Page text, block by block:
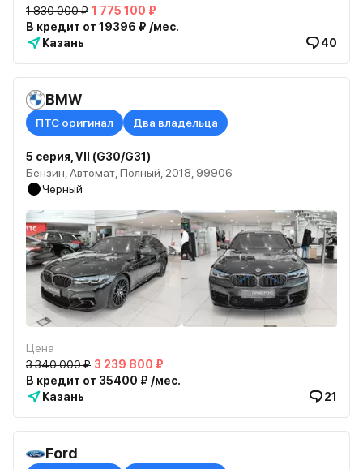
1 830 000 ₽ 1 775 100 ₽
В кредит от 19396 ₽ /мес.
Казань
40
BMW
ПТС оригинал Два владельца
5 серия, VII (G30/G31)
Бензин, Автомат, Полный, 2018, 99906
Черный
Цена
3 340 000 ₽ 3 239 800 ₽
В кредит от 35400 ₽ /мес.
Казань
21
Ford